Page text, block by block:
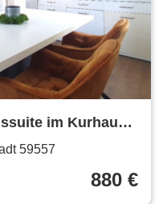
im Kurhaus
59557
880 €